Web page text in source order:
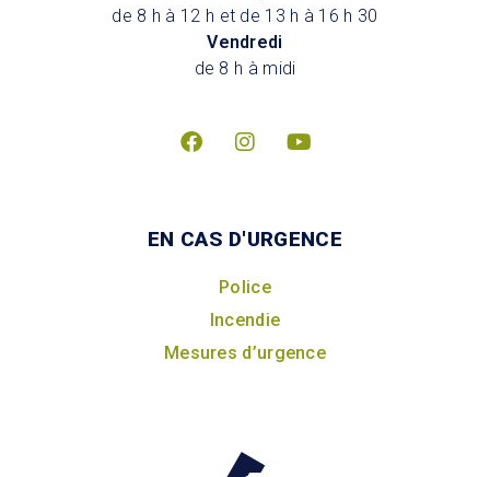
de 8 h à 12 h et de 13 h à 16 h 30
Vendredi
de 8 h à midi
EN CAS D'URGENCE
Police
Incendie
Mesures d’urgence